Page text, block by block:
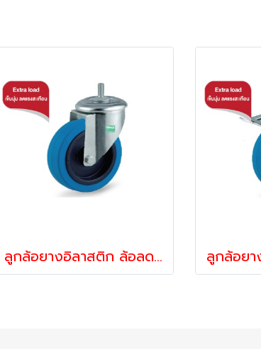
ลูกล้อยางอิลาสติก ล้อลดแรงสั่นสะเทือน ล้อลดเสียง รับน้ำหนัก 160-375 กก.สกรูหมุน รุ่น UFR ยี่ห้อ TENTE 12813,12837